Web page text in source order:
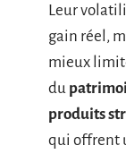
Leur
gain réel,
mieux
du
produits
qui offrent